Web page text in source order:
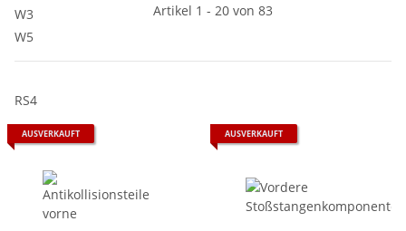
W3
Artikel 1 - 20 von 83
W5
RS4
AUSVERKAUFT AUSVERKAUFT